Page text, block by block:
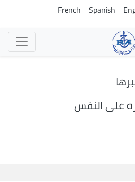
تجاوز
Spanish
French
على النفس